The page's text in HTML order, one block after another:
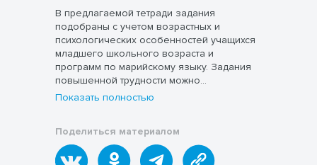
В предлагаемой тетради задания
подобраны с учетом возрастных и
психологических особенностей учащихся
младшего школьного возраста и
программ по марийскому языку. Задания
повышенной трудности можно
использовать на занятиях предметных
региональным олимпиадам среди
учащихся 3 классов.
Показать полностью
Поделиться материалом